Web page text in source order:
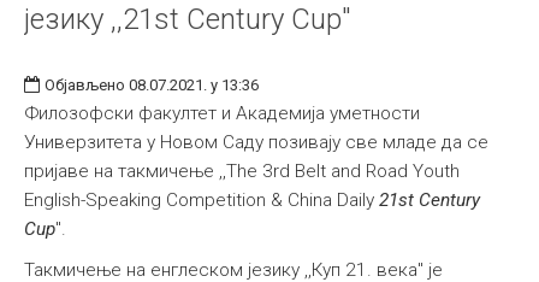
језику ,,21st Century Cup"
Објављено 08.07.2021. у 13:36
Филозофски факултет и Академија уметности
Универзитета у Новом Саду позивају све младе да се
пријаве на такмичење ,,The 3rd Belt and Road Youth
English-Speaking Competition & China Daily 21st Century
Cup".
Такмичење на енглеском језику ,,Куп 21. века" је